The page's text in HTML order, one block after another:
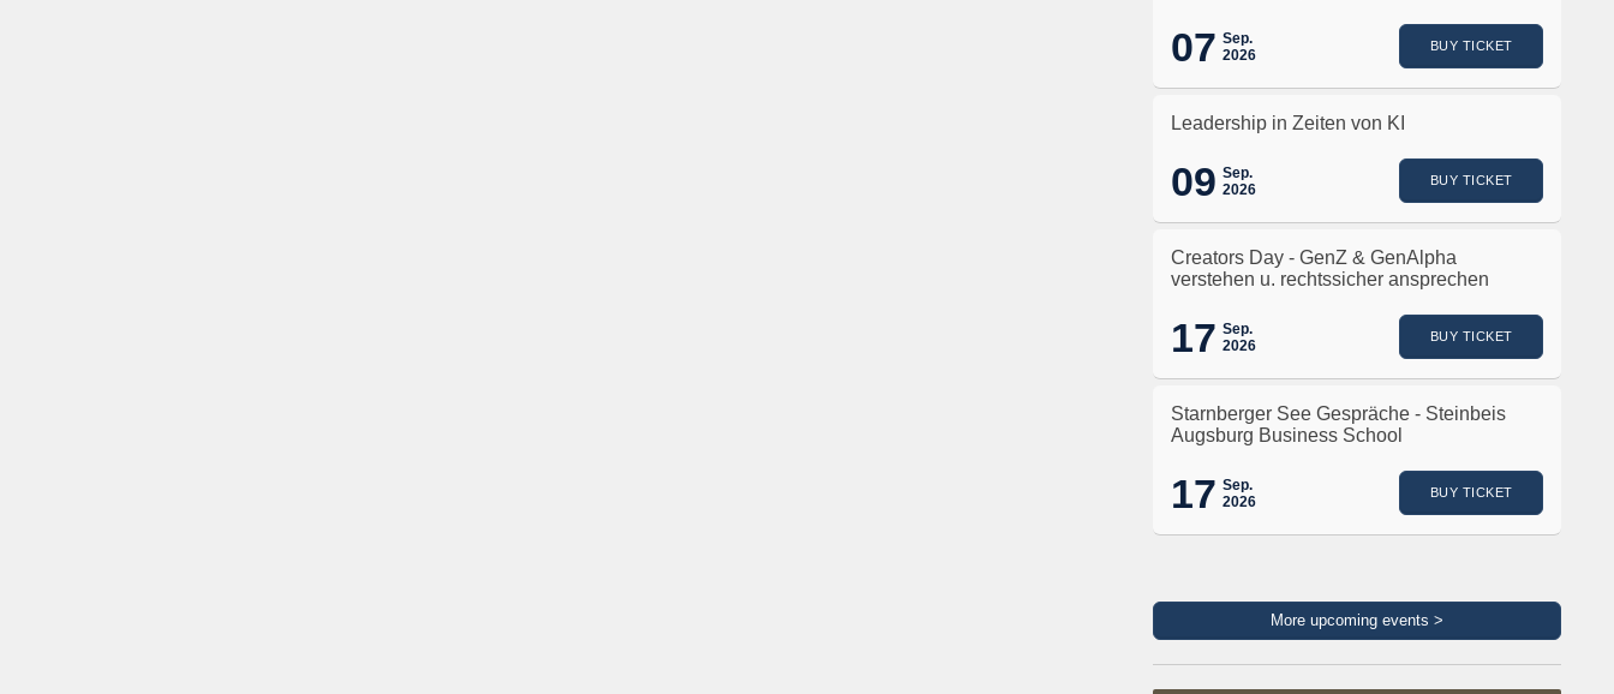
07 Sep.
2026
BUY TICKET
Leadership in Zeiten von KI
09 Sep.
2026
BUY TICKET
Creators Day - GenZ & GenAlpha
verstehen u. rechtssicher ansprechen
17 Sep.
2026
BUY TICKET
Starnberger See Gespräche - Steinbeis
Augsburg Business School
17 Sep.
2026
BUY TICKET
More upcoming events >